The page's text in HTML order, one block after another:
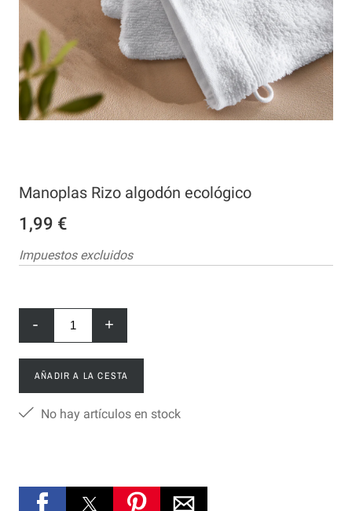
Manoplas Rizo algodón ecológico
1,99 €
Impuestos excluidos
- +
AÑADIR A LA CESTA
No hay artículos en stock